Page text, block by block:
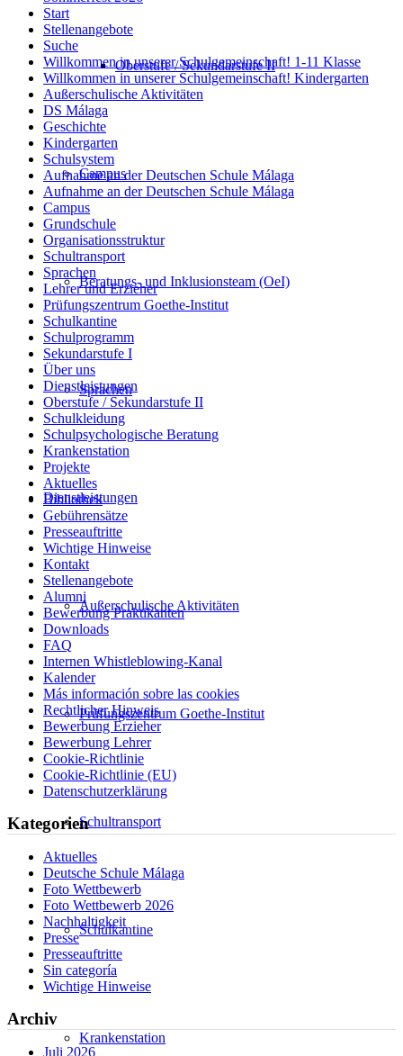
Oberstufe / Sekundarstufe II
Campus
Beratungs- und Inklusionsteam (OeI)
Sprachen
Dienstleistungen
Außerschulische Aktivitäten
Prüfungszentrum Goethe-Institut
Schultransport
Schulkantine
Krankenstation
Start
Stellenangebote
Suche
Willkommen in unserer Schulgemeinschaft! 1-11 Klasse
Willkommen in unserer Schulgemeinschaft! Kindergarten
Außerschulische Aktivitäten
DS Málaga
Geschichte
Kindergarten
Schulsystem
Aufnahme an der Deutschen Schule Málaga
Aufnahme an der Deutschen Schule Málaga
Campus
Grundschule
Organisationsstruktur
Schultransport
Sprachen
Lehrer und Erzieher
Prüfungszentrum Goethe-Institut
Schulkantine
Schulprogramm
Sekundarstufe I
Über uns
Dienstleistungen
Oberstufe / Sekundarstufe II
Schulkleidung
Schulpsychologische Beratung
Krankenstation
Projekte
Aktuelles
Bibliothek
Gebührensätze
Presseauftritte
Wichtige Hinweise
Kontakt
Stellenangebote
Alumni
Bewerbung Praktikanten
Downloads
FAQ
Internen Whistleblowing-Kanal
Kalender
Más información sobre las cookies
Rechtlicher Hinweis
Bewerbung Erzieher
Bewerbung Lehrer
Cookie-Richtlinie
Cookie-Richtlinie (EU)
Datenschutzerklärung
Kategorien
Aktuelles
Deutsche Schule Málaga
Foto Wettbewerb
Foto Wettbewerb 2026
Nachhaltigkeit
Presse
Presseauftritte
Sin categoría
Wichtige Hinweise
Archiv
Juli 2026